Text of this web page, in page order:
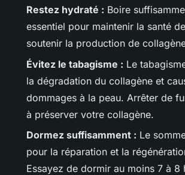
Restez hydraté : Boire
essentiel pour maintenir la santé
soutenir la production de
Évitez le tabagisme : Le
la dégradation du collagène et
dommages à la peau. Arrêter de
à préserver votre collagène.
Dormez suffisamment : Le
pour la réparation et la
Essayez de dormir au moins 7 à 8